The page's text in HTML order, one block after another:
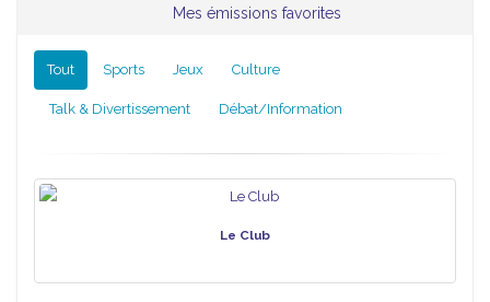
Mes émissions favorites
Tout Sports Jeux Culture
Talk & Divertissement Débat/Information
Le Club